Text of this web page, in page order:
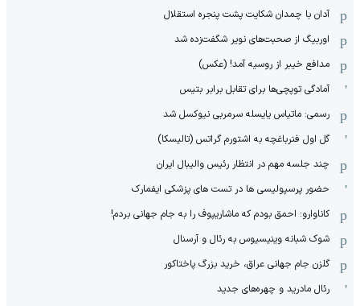
آدان با چمدان شکایت پشت پنجره استقلال
اوربیگ از صحبت‌های نویر شگفت‌زده شد
مدافع خیبر از روسیه آمد! (عکس)
آمادگی توپچی‌ها برای تقابل برابر بتیس
رسمی: ماتیاس یایسله سرمربی نیوکسل شد
گل اول فنرباغچه به اشتورم گراتس (تالیسکا)
چند جلسه مهم در انتظار رئیس والیبال ایران
حضور پرسپولیسی ها در تست های پزشکی ایفمارک
کاناوارو: احمق بودم که ماشاریپوف را به جام جهانی بردم!
شوک شبانه وینیسیوس به رئال و آرسنال
گلزن جام جهانی عراق، خرید بزرگ پاختاکور
رئال مادرید و چهره‌های جدید